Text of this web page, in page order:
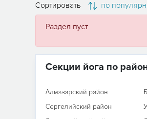
Сортировать по
Раздел пуст
Секции йога по
Алмазарский район
Сергелийский район